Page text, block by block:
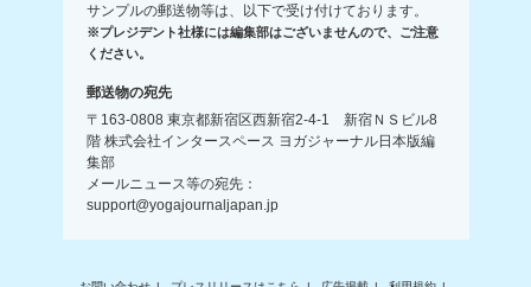
サンプルの郵送物等は、以下で受け付けております。
※プレジデント社様には編集部はございませんので、ご注意
ください。
郵送物の宛先
〒163-0808 東京都新宿区西新宿2-4-1 新宿ＮＳビル8
階 株式会社インタースペース ヨガジャーナル日本版編
集部
メールニュース等の宛先：
support@yogajournaljapan.jp